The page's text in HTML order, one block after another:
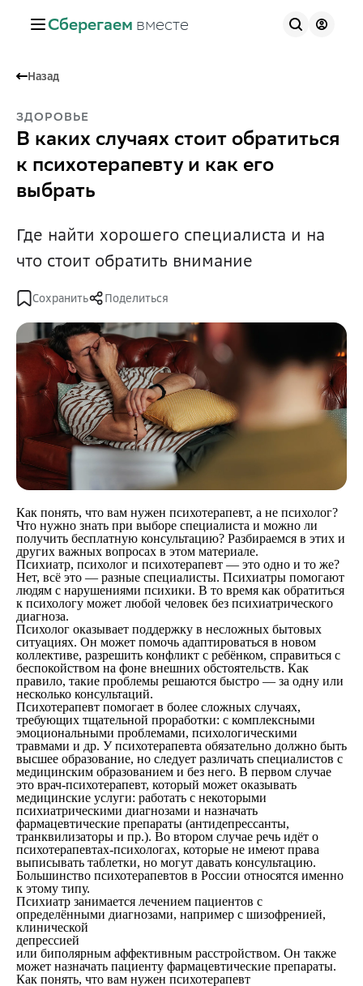
Сберегаем вместе
Назад
ЗДОРОВЬЕ
В каких случаях стоит обратиться
к психотерапевту и как его
выбрать
Где найти хорошего специалиста и на
что стоит обратить внимание
Сохранить Поделиться
Как понять, что вам нужен психотерапевт, а не психолог?
Что нужно знать при выборе специалиста и можно ли
получить бесплатную консультацию? Разбираемся в этих и
других важных вопросах в этом материале.
Психиатр, психолог и психотерапевт — это одно и то же?
Нет, всё это — разные специалисты. Психиатры помогают
людям с нарушениями психики. В то время как обратиться
к психологу может любой человек без психиатрического
диагноза.
Психолог оказывает поддержку в несложных бытовых
ситуациях. Он может помочь адаптироваться в новом
коллективе, разрешить конфликт с ребёнком, справиться с
беспокойством на фоне внешних обстоятельств. Как
правило, такие проблемы решаются быстро — за одну или
несколько консультаций.
Психотерапевт помогает в более сложных случаях,
требующих тщательной проработки: с комплексными
эмоциональными проблемами, психологическими
травмами и др. У психотерапевта обязательно должно быть
высшее образование, но следует различать специалистов с
медицинским образованием и без него. В первом случае
это врач-психотерапевт, который может оказывать
медицинские услуги: работать с некоторыми
психиатрическими диагнозами и назначать
фармацевтические препараты (антидепрессанты,
транквилизаторы и пр.). Во втором случае речь идёт о
психотерапевтах-психологах, которые не имеют права
выписывать таблетки, но могут давать консультацию.
Большинство психотерапевтов в России относятся именно
к этому типу.
Психиатр занимается лечением пациентов с
определёнными диагнозами, например с шизофренией,
клинической
депрессией
или биполярным аффективным расстройством. Он также
может назначать пациенту фармацевтические препараты.
Как понять, что вам нужен психотерапевт